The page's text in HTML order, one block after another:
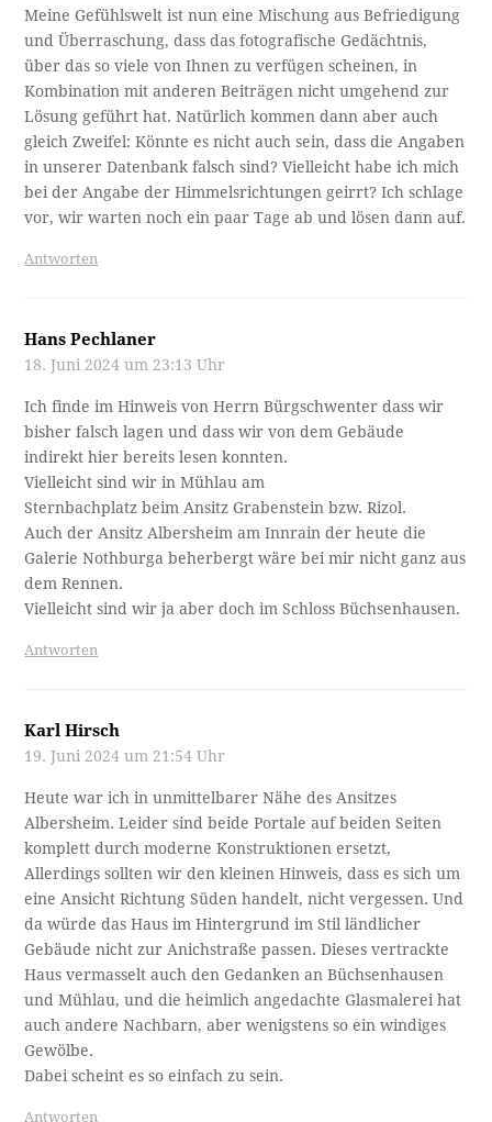
Meine Gefühlswelt ist nun eine Mischung aus Befriedigung
und Überraschung, dass das fotografische Gedächtnis,
über das so viele von Ihnen zu verfügen scheinen, in
Kombination mit anderen Beiträgen nicht umgehend zur
Lösung geführt hat. Natürlich kommen dann aber auch
gleich Zweifel: Könnte es nicht auch sein, dass die Angaben
in unserer Datenbank falsch sind? Vielleicht habe ich mich
bei der Angabe der Himmelsrichtungen geirrt? Ich schlage
vor, wir warten noch ein paar Tage ab und lösen dann auf.
Antworten
Hans Pechlaner
18. Juni 2024 um 23:13 Uhr
Ich finde im Hinweis von Herrn Bürgschwenter dass wir
bisher falsch lagen und dass wir von dem Gebäude
indirekt hier bereits lesen konnten.
Vielleicht sind wir in Mühlau am
Sternbachplatz beim Ansitz Grabenstein bzw. Rizol.
Auch der Ansitz Albersheim am Innrain der heute die
Galerie Nothburga beherbergt wäre bei mir nicht ganz aus
dem Rennen.
Vielleicht sind wir ja aber doch im Schloss Büchsenhausen.
Antworten
Karl Hirsch
19. Juni 2024 um 21:54 Uhr
Heute war ich in unmittelbarer Nähe des Ansitzes
Albersheim. Leider sind beide Portale auf beiden Seiten
komplett durch moderne Konstruktionen ersetzt,
Allerdings sollten wir den kleinen Hinweis, dass es sich um
eine Ansicht Richtung Süden handelt, nicht vergessen. Und
da würde das Haus im Hintergrund im Stil ländlicher
Gebäude nicht zur Anichstraße passen. Dieses vertrackte
Haus vermasselt auch den Gedanken an Büchsenhausen
und Mühlau, und die heimlich angedachte Glasmalerei hat
auch andere Nachbarn, aber wenigstens so ein windiges
Gewölbe.
Dabei scheint es so einfach zu sein.
Antworten